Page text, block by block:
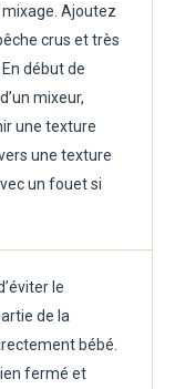
Ajoutez
crus et très
début de
mixeur,
une texture
une texture
un fouet si
le
de la
bébé.
fermé et